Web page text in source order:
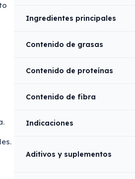
Ingredientes principales
Contenido de grasas
Contenido de proteínas
Contenido de fibra
Indicaciones
Aditivos y suplementos